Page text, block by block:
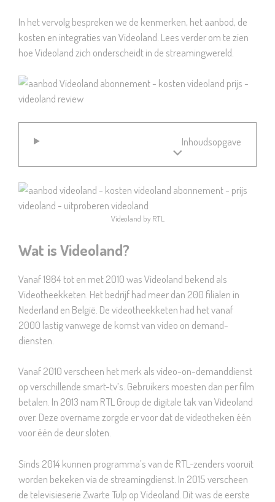
In het vervolg bespreken we de kenmerken, het aanbod, de
kosten en integraties van Videoland. Lees verder om te zien
hoe Videoland zich onderscheidt in de streamingwereld.
Inhoudsopgave
Videoland by RTL
Wat is Videoland?
Vanaf 1984 tot en met 2010 was Videoland bekend als
Videotheekketen. Het bedrijf had meer dan 200 filialen in
Nederland en België. De videotheekketen had het vanaf
2000 lastig vanwege de komst van video on demand-
diensten.
Vanaf 2010 verscheen het merk als video-on-demanddienst
op verschillende smart-tv’s. Gebruikers moesten dan per film
betalen. In 2013 nam RTL Group de digitale tak van Videoland
over. Deze overname zorgde er voor dat de videotheken één
voor één de deur sloten.
Sinds 2014 kunnen programma’s van de RTL-zenders vooruit
worden bekeken via de streamingdienst. In 2015 verscheen
de televisieserie Zwarte Tulp op Videoland. Dit was de eerste